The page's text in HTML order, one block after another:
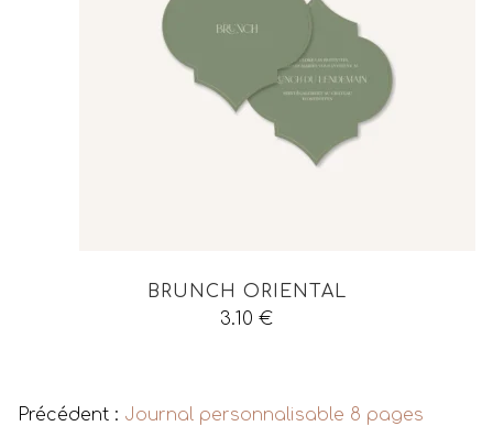
BRUNCH ORIENTAL
3.10 €
Précédent : Journal personnalisable 8 pages